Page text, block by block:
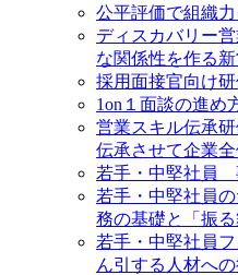
公平評価で組織
ディスカバリー
な関係性を作る
採用面接官向け研
1on１面談の進め
営業スキル伝承
伝承させて企業
若手・中堅社員
若手・中堅社員
務の基礎と「振
若手・中堅社員
ん引する人材へ